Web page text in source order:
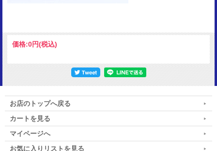
価格:0円(税込)
お店のトップへ戻る
カートを見る
マイページへ
お気に入りリストを見る